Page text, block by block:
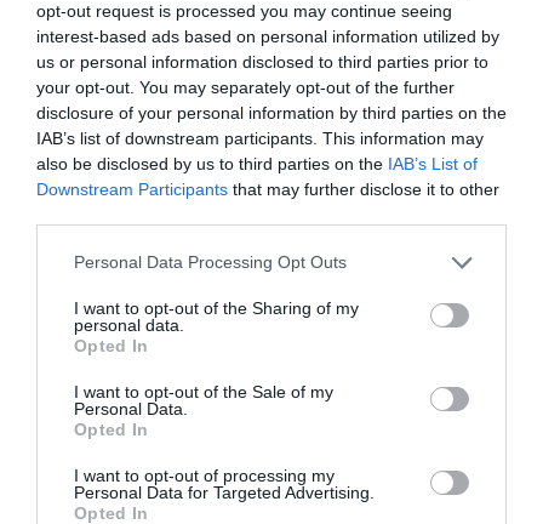
opt-out request is processed you may continue seeing
interest-based ads based on personal information utilized by
us or personal information disclosed to third parties prior to
your opt-out. You may separately opt-out of the further
disclosure of your personal information by third parties on the
IAB’s list of downstream participants. This information may
also be disclosed by us to third parties on the IAB’s List of
Downstream Participants that may further disclose it to other
Personal Data Processing Opt Outs
I want to opt-out of the Sharing of my
personal data.
Opted In
I want to opt-out of the Sale of my
Personal Data.
Opted In
I want to opt-out of processing my
Personal Data for Targeted Advertising.
Opted In